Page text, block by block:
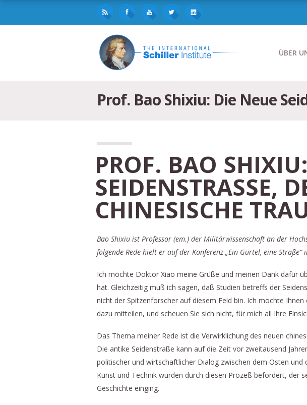
ÜBER
Prof. Bao Shixiu: Die Neue
PROF. BAO
SEIDENSTRASSE,
HINESISCHE
Bao Shixiu ist Professor (em.) der Militärwissenschaft an der
folgende Rede hielt er auf der Konferenz „Ein Gürtel, eine
Ich möchte Doktor Xiao meine Grüße und meinen Dank dafür
hat. Gleichzeitig muß ich sagen, daß Studien betreffs der
nicht der Spitzenforscher auf diesem Feld bin. Ich möchte
dazu mitteilen, und scheuen Sie sich nicht, für mich all Ihre
Das Thema meiner Rede ist die Verwirklichung des neuen
Die antike Seidenstraße kann auf die Zeit vor zweitausend
politischer und wirtschaftlicher Dialog zwischen dem Osten und
Kunst und Technik wurden durch diesen Prozeß befördert, der
Geschichte einging.